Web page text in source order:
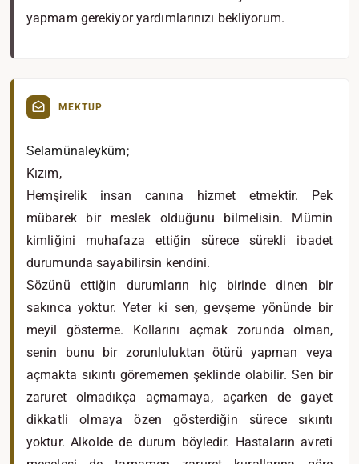
yapmam gerekiyor yardımlarınızı bekliyorum.
MEKTUP
Selamünaleyküm;
Kızım,
Hemşirelik insan canına hizmet etmektir. Pek
mübarek bir meslek olduğunu bilmelisin. Mümin
kimliğini muhafaza ettiğin sürece sürekli ibadet
durumunda sayabilirsin kendini.
Sözünü ettiğin durumların hiç birinde dinen bir
sakınca yoktur. Yeter ki sen, gevşeme yönünde bir
meyil gösterme. Kollarını açmak zorunda olman,
senin bunu bir zorunluluktan ötürü yapman veya
açmakta sıkıntı görememen şeklinde olabilir. Sen bir
zaruret olmadıkça açmamaya, açarken de gayet
dikkatli olmaya özen gösterdiğin sürece sıkıntı
yoktur. Alkolde de durum böyledir. Hastaların avreti